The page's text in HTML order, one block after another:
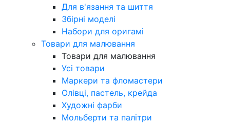
Для в'язання та шиття
Збірні моделі
Набори для оригамі
Товари для малювання
Товари для малювання
Усі товари
Маркери та фломастери
Олівці, пастель, крейда
Художні фарби
Мольберти та палітри